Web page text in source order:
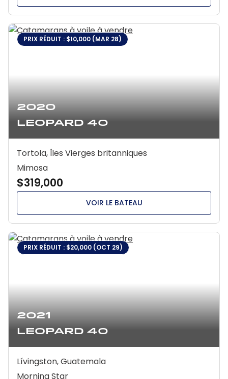
2020
Leopard 40
PRIX RÉDUIT : $10,000 (MAR 28)
Tortola, Îles Vierges britanniques
Mimosa
$319,000
VOIR LE BATEAU
2021
Leopard 40
PRIX RÉDUIT : $20,000 (OCT 29)
Lívingston, Guatemala
Morning Star